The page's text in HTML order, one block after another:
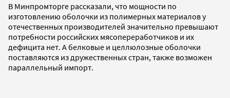
В Минпромторге рассказали, что мощности по
изготовлению оболочки из полимерных материалов у
отечественных производителей значительно превышают
потребности российских мясопереработчиков и их
дефицита нет. А белковые и целлюлозные оболочки
поставляются из дружественных стран, также возможен
параллельный импорт.